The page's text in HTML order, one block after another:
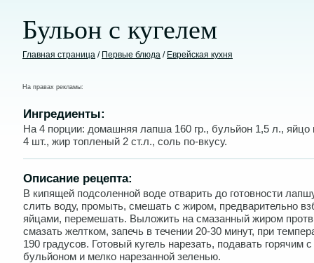
Бульон с кугелем
Главная страница / Первые блюда / Еврейская кухня
На правах рекламы:
Ингредиенты:
На 4 порции: домашняя лапша 160 гр., бульйон 1,5 л., яйцо
4 шт., жир топленый 2 ст.л., соль по-вкусу.
Описание рецепта:
В кипящей подсоленной воде отварить до готовности
слить воду, промыть, смешать с жиром, предварительно
яйцами, перемешать. Выложить на смазанный жиром
смазать желтком, запечь в течении 20-30 минут, при
190 градусов. Готовый кугель нарезать, подавать горячим
бульйоном и мелко нарезанной зеленью.